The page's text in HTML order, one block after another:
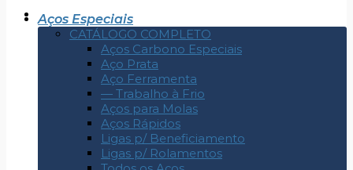
Aços Especiais
CATÁLOGO COMPLETO
Aços Carbono Especiais
Aço Prata
Aço Ferramenta
— Trabalho à Frio
Aços para Molas
Aços Rápidos
Ligas p/ Beneficiamento
Ligas p/ Rolamentos